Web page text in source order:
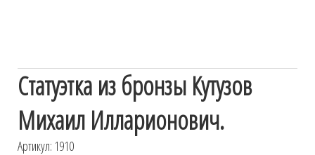
Статуэтка из бронзы Кутузов
Михаил Илларионович.
Артикул: 1910